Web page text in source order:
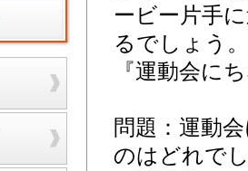
ービー片手
るでしょう
『運動会に
問題：運動
のはどれで